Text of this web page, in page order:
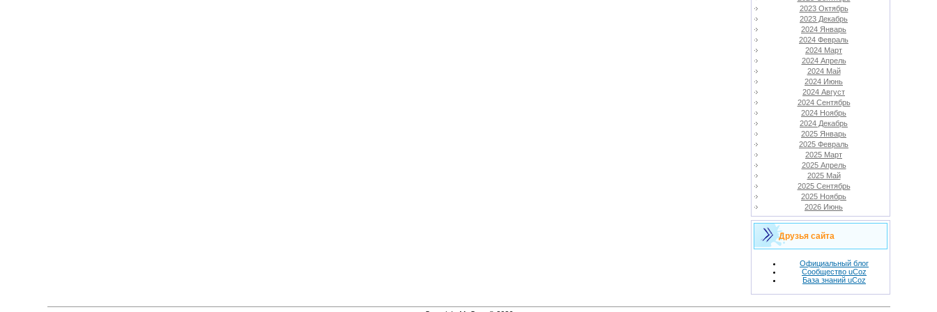
2023 Октябрь
2023 Декабрь
2024 Январь
2024 Февраль
2024 Март
2024 Апрель
2024 Май
2024 Июнь
2024 Август
2024 Сентябрь
2024 Ноябрь
2024 Декабрь
2025 Январь
2025 Февраль
2025 Март
2025 Апрель
2025 Май
2025 Сентябрь
2025 Ноябрь
2026 Июнь
Друзья сайта
Официальный блог
Сообщество uCoz
База знаний uCoz